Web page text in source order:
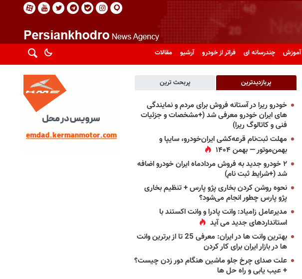
آموزش چندرسانه ای فراتر از خودرو آرشیو مقالات
پربازدیدترین پربحث ترین
خودرو ریرا در آستانه فروش برای مردم و نمایندگی
های ایران خودرو معرفی شد (+مشخصات و جزئیات
فنی و کاتالوگ ریرا)
مهلت ثبت‌نام قرعه‌کشی ایران‌خودرو، سایپا و
بهمن‌موتور — بهمن ۱۴۰۴
۲ خودرو جدید به فروش مردادماه ایران خودرو اضافه
شد (+شرایط ثبت نام)
نحوه روشن کردن بخاری پژو پارس + تنظیم بخاری
پژو پارس چطور انجام می‌شود؟
مدیرعامل زامیاد: وانت پادرا و وانت اکستند با
استانداردهای جدید می آید
بهترین وانت ها در ایران: معرفی 25 تا از برترین وانت
ها در بازار ایران برای کار کردن
علت صدای چرخ جلو ماشین هنگام دور زدن چیست؟
+ عیب یابی و راه حل ها